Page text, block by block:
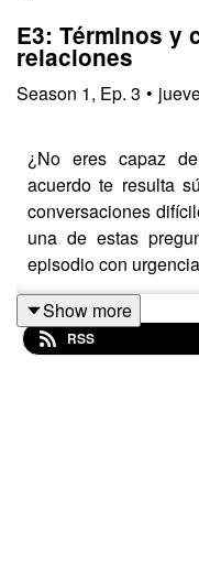
E3: Términos y
relaciones
Season 1, Ep. 3 •
¿No eres capaz
acuerdo te resulta
conversaciones
una de estas
episodio con
Show more
RSS